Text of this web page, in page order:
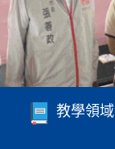
教學領域